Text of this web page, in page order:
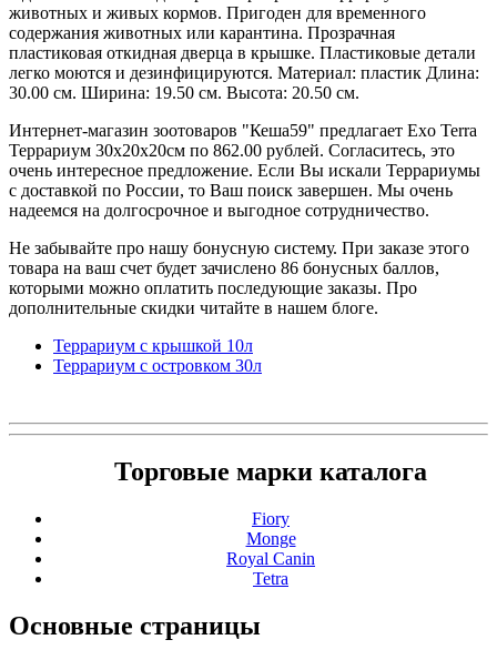
животных и живых кормов. Пригоден для временного
содержания животных или карантина. Прозрачная
пластиковая откидная дверца в крышке. Пластиковые детали
легко моются и дезинфицируются. Материал: пластик Длина:
30.00 см. Ширина: 19.50 см. Высота: 20.50 см.
Интернет-магазин зоотоваров "Кеша59" предлагает Exo Terra
Террариум 30x20x20см по 862.00 рублей. Согласитесь, это
очень интересное предложение. Если Вы искали Террариумы
с доставкой по России, то Ваш поиск завершен. Мы очень
надеемся на долгосрочное и выгодное сотрудничество.
Не забывайте про нашу бонусную систему. При заказе этого
товара на ваш счет будет зачислено 86 бонусных баллов,
которыми можно оплатить последующие заказы. Про
дополнительные скидки читайте в нашем блоге.
Террариум с крышкой 10л
Террариум с островком 30л
Торговые марки каталога
Fiory
Monge
Royal Canin
Tetra
Основные страницы